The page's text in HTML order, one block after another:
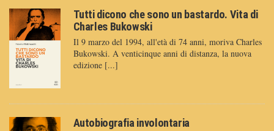
Tutti dicono che sono un bastardo. Vita di
Charles Bukowski
Il 9 marzo del 1994, all'età di 74 anni, moriva Charles
Bukowski. A venticinque anni di distanza, la nuova
edizione [...]
Autobiografia involontaria